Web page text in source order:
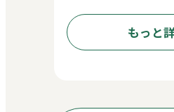
材や阿蘇ならではの
みいただけます。阿
リーパス付きで、滞
もっと